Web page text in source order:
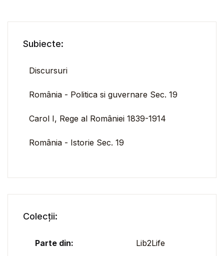
Subiecte:
Discursuri
România - Politica si guvernare Sec. 19
Carol I, Rege al României 1839-1914
România - Istorie Sec. 19
Colecții:
Parte din: Lib2Life